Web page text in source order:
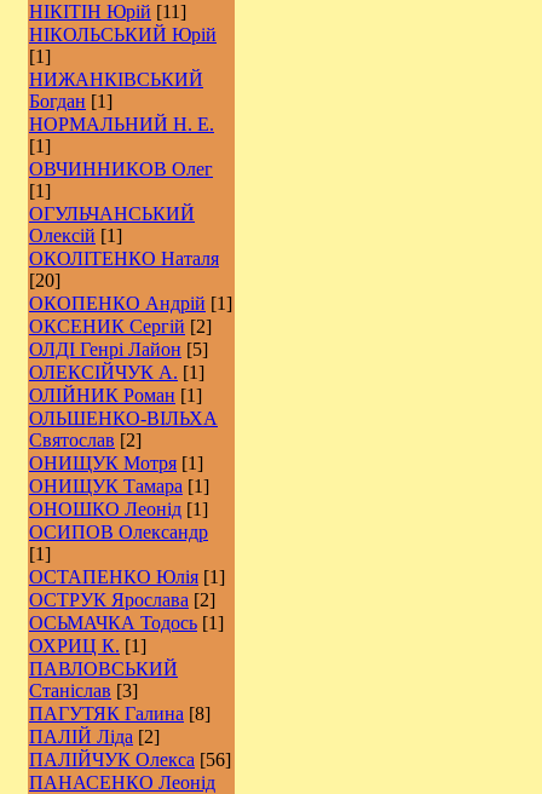
НІКІТІН Юрій [11]
НІКОЛЬСЬКИЙ Юрій
[1]
НИЖАНКІВСЬКИЙ
Богдан [1]
НОРМАЛЬНИЙ Н. Е.
[1]
ОВЧИННИКОВ Олег
[1]
ОГУЛЬЧАНСЬКИЙ
Олексій [1]
ОКОЛІТЕНКО Наталя
[20]
ОКОПЕНКО Андрій [1]
ОКСЕНИК Сергій [2]
ОЛДІ Генрі Лайон [5]
ОЛЕКСІЙЧУК А. [1]
ОЛІЙНИК Роман [1]
ОЛЬШЕНКО-ВІЛЬХА
Святослав [2]
ОНИЩУК Мотря [1]
ОНИЩУК Тамара [1]
ОНОШКО Леонід [1]
ОСИПОВ Олександр
[1]
ОСТАПЕНКО Юлія [1]
ОСТРУК Ярослава [2]
ОСЬМАЧКА Тодось [1]
ОХРИЦ К. [1]
ПАВЛОВСЬКИЙ
Станіслав [3]
ПАГУТЯК Галина [8]
ПАЛІЙ Ліда [2]
ПАЛІЙЧУК Олекса [56]
ПАНАСЕНКО Леонід